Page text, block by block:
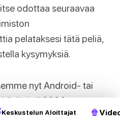
odottaa seuraavaa
pelataksesi tätä peliä,
kysymyksiä.
nyt Android- tai
käsiksi yli 2000
Tai voit käyttää
Keskustelun Aloittajat 🍿